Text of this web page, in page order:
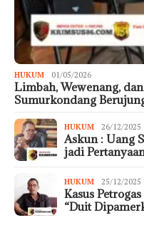
HUKUM 01/05/2026
Limbah, Wewenang,
Sumurkondang
HUKUM 26/12/2025
Askun : Uang
jadi
HUKUM 25/12/2025
Kasus
“Duit